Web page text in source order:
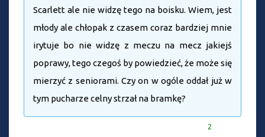
Scarlett ale nie widzę tego na boisku. Wiem, jest
młody ale chłopak z czasem coraz bardziej mnie
irytuje bo nie widzę z meczu na mecz jakiejś
poprawy, tego czegoś by powiedzieć, że może się
mierzyć z seniorami. Czy on w ogóle oddał już w
tym pucharze celny strzał na bramkę?
2